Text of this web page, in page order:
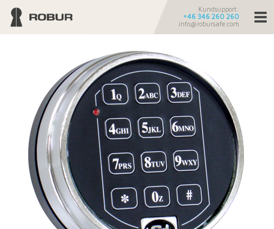
Kundsupport:
+46 346 260 260
info@robursafe.com